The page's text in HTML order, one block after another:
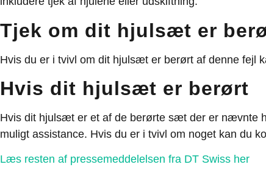
Tjek om dit hjulsæt er
Hvis du er i tvivl om dit hjulsæt er berørt af denne fejl
Hvis dit hjulsæt er berørt
Hvis dit hjulsæt er et af de berørte sæt der er nævnte
muligt assistance. Hvis du er i tvivl om noget kan du
Læs resten af pressemeddelelsen fra DT Swiss her